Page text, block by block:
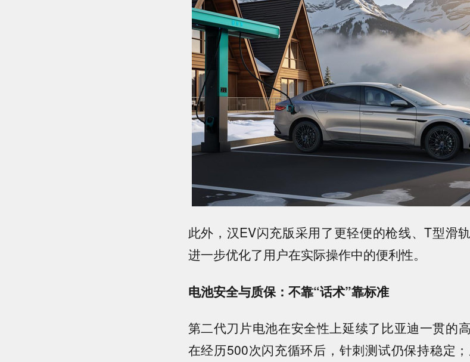
此外，汉EV闪充版采用了更轻便的枪线、T型滑
进一步优化了用户在实际操作中的便利性。
电池安全与质保：不靠“话术”靠标准
第二代刀片电池在安全性上延续了比亚迪一贯的
在经历500次闪充循环后，针刺测试仍保持稳定